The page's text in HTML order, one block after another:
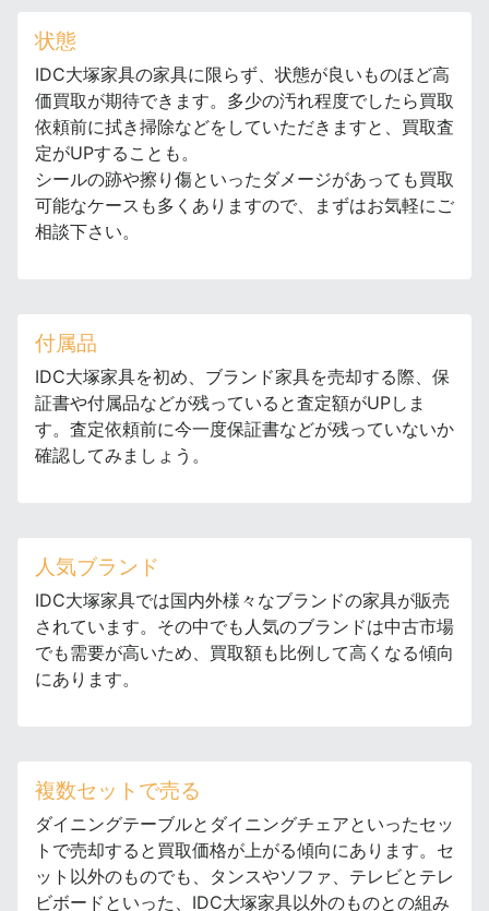
状態
IDC大塚家具の家具に限らず、状態が良いものほど高
価買取が期待できます。多少の汚れ程度でしたら買取
依頼前に拭き掃除などをしていただきますと、買取査
定がUPすることも。
シールの跡や擦り傷といったダメージがあっても買取
可能なケースも多くありますので、まずはお気軽にご
相談下さい。
付属品
IDC大塚家具を初め、ブランド家具を売却する際、保
証書や付属品などが残っていると査定額がUPしま
す。査定依頼前に今一度保証書などが残っていないか
確認してみましょう。
人気ブランド
IDC大塚家具では国内外様々なブランドの家具が販売
されています。その中でも人気のブランドは中古市場
でも需要が高いため、買取額も比例して高くなる傾向
にあります。
複数セットで売る
ダイニングテーブルとダイニングチェアといったセッ
トで売却すると買取価格が上がる傾向にあります。セ
ット以外のものでも、タンスやソファ、テレビとテレ
ビボードといった、IDC大塚家具以外のものとの組み